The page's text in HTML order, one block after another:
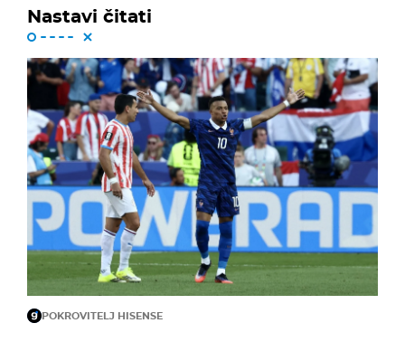
Nastavi čitati
POKROVITELJ HISENSE